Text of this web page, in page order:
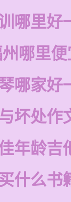
哪里好
哪里
哪家好
坏处作
年龄吉
什么书